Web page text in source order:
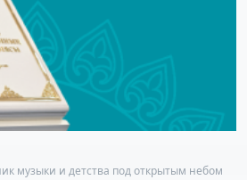
музыки и детства под открытым небом